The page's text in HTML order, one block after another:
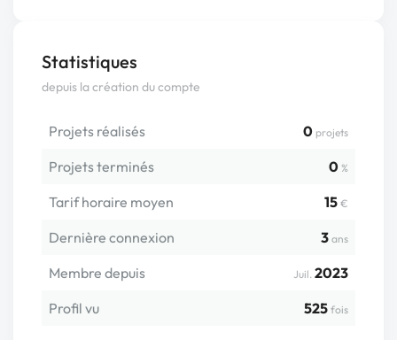
Statistiques
depuis la création du compte
Projets réalisés 0 projets
Projets terminés 0 %
Tarif horaire moyen 15 €
Dernière connexion 3 ans
Membre depuis Juil. 2023
Profil vu
525 fois